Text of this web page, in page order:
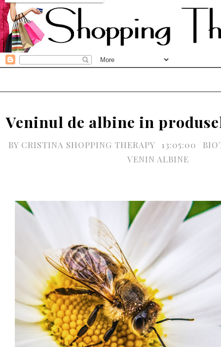
Veninul de albine in
BY CRISTINA SHOPPING THERAPY 13:05:00
VENIN ALBINE